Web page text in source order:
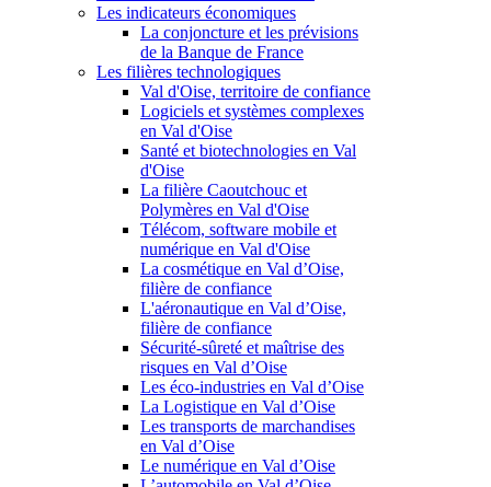
Les indicateurs économiques
La conjoncture et les prévisions
de la Banque de France
Les filières technologiques
Val d'Oise, territoire de confiance
Logiciels et systèmes complexes
en Val d'Oise
Santé et biotechnologies en Val
d'Oise
La filière Caoutchouc et
Polymères en Val d'Oise
Télécom, software mobile et
numérique en Val d'Oise
La cosmétique en Val d’Oise,
filière de confiance
L'aéronautique en Val d’Oise,
filière de confiance
Sécurité-sûreté et maîtrise des
risques en Val d’Oise
Les éco-industries en Val d’Oise
La Logistique en Val d’Oise
Les transports de marchandises
en Val d’Oise
Le numérique en Val d’Oise